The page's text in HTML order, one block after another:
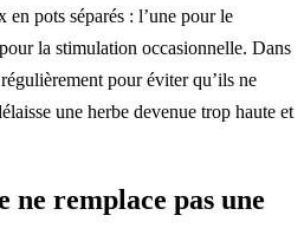
pots séparés : l’une pour le
la stimulation occasionnelle. Dans
pour éviter qu’ils ne
une herbe devenue trop haute et
ne remplace pas une